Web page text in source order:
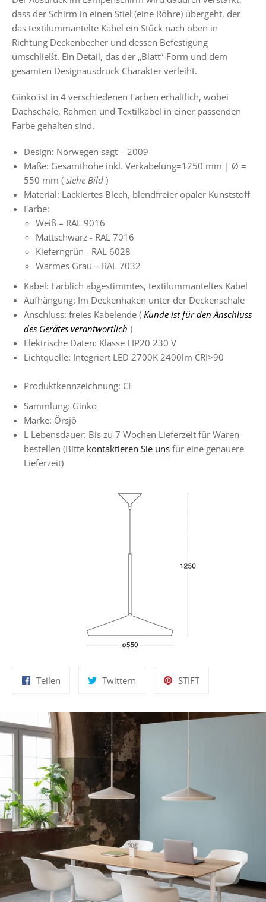
dass der Schirm in einen Stiel (eine Röhre) übergeht, der
das textilummantelte Kabel ein Stück nach oben in
Richtung Deckenbecher und dessen Befestigung
umschließt. Ein Detail, das der „Blatt“-Form und dem
gesamten Designausdruck Charakter verleiht.
Ginko ist in 4 verschiedenen Farben erhältlich, wobei
Dachschale, Rahmen und Textilkabel in einer passenden
Farbe gehalten sind.
Design: Norwegen sagt – 2009
Maße: Gesamthöhe inkl. Verkabelung=1250 mm | Ø =
550 mm ( siehe Bild )
Material: Lackiertes Blech, blendfreier opaler Kunststoff
Farbe:
Weiß – RAL 9016
Mattschwarz - RAL 7016
Kieferngrün - RAL 6028
Warmes Grau – RAL 7032
Kabel: Farblich abgestimmtes, textilummanteltes Kabel
Aufhängung: Im Deckenhaken unter der Deckenschale
Anschluss: freies Kabelende ( Kunde ist für den Anschluss
des Gerätes verantwortlich )
Elektrische Daten: Klasse I IP20 230 V
Lichtquelle: Integriert LED 2700K 2400lm CRI>90
Produktkennzeichnung: CE
Sammlung: Ginko
Marke: Örsjö
L Lebensdauer: Bis zu 7 Wochen Lieferzeit für Waren
bestellen (Bitte kontaktieren Sie uns für eine genauere
Lieferzeit)
Teilen Twittern STIFTAuf